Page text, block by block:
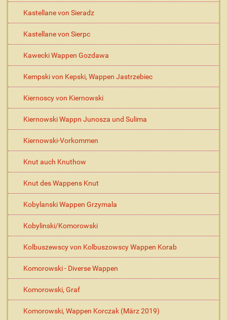
Kastellane von Sieradz
Kastellane von Sierpc
Kawecki Wappen Gozdawa
Kempski von Kepski, Wappen Jastrzebiec
Kiernoscy von Kiernowski
Kiernowski Wappn Junosza und Sulima
Kiernowski-Vorkommen
Knut auch Knuthow
Knut des Wappens Knut
Kobylanski Wappen Grzymala
Kobylinski/Komorowski
Kolbuszewscy von Kolbuszowscy Wappen Korab
Komorowski - Diverse Wappen
Komorowski, Graf
Komorowski, Wappen Korczak (März 2019)